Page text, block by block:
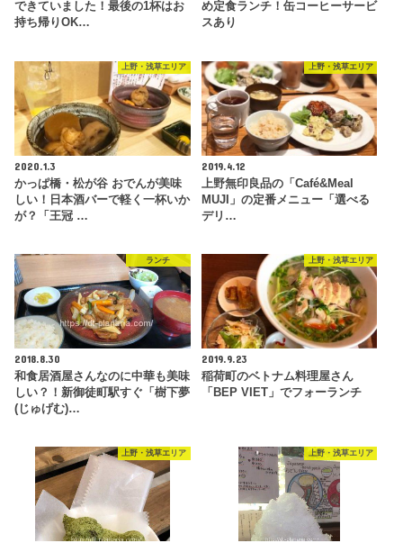
できていました！最後の1杯はお
持ち帰りOK…
め定食ランチ！缶コーヒーサービ
スあり
上野・浅草エリア
2020.1.3
かっぱ橋・松が谷 おでんが美味
しい！日本酒バーで軽く一杯いか
が？「王冠 …
上野・浅草エリア
2019.4.12
上野無印良品の「Café&Meal
MUJI」の定番メニュー「選べる
デリ…
ランチ
2018.8.30
和食居酒屋さんなのに中華も美味
しい？！新御徒町駅すぐ「樹下夢
(じゅげむ)…
上野・浅草エリア
2019.9.23
稲荷町のベトナム料理屋さん
「BEP VIET」でフォーランチ
上野・浅草エリア 上野・浅草エリア